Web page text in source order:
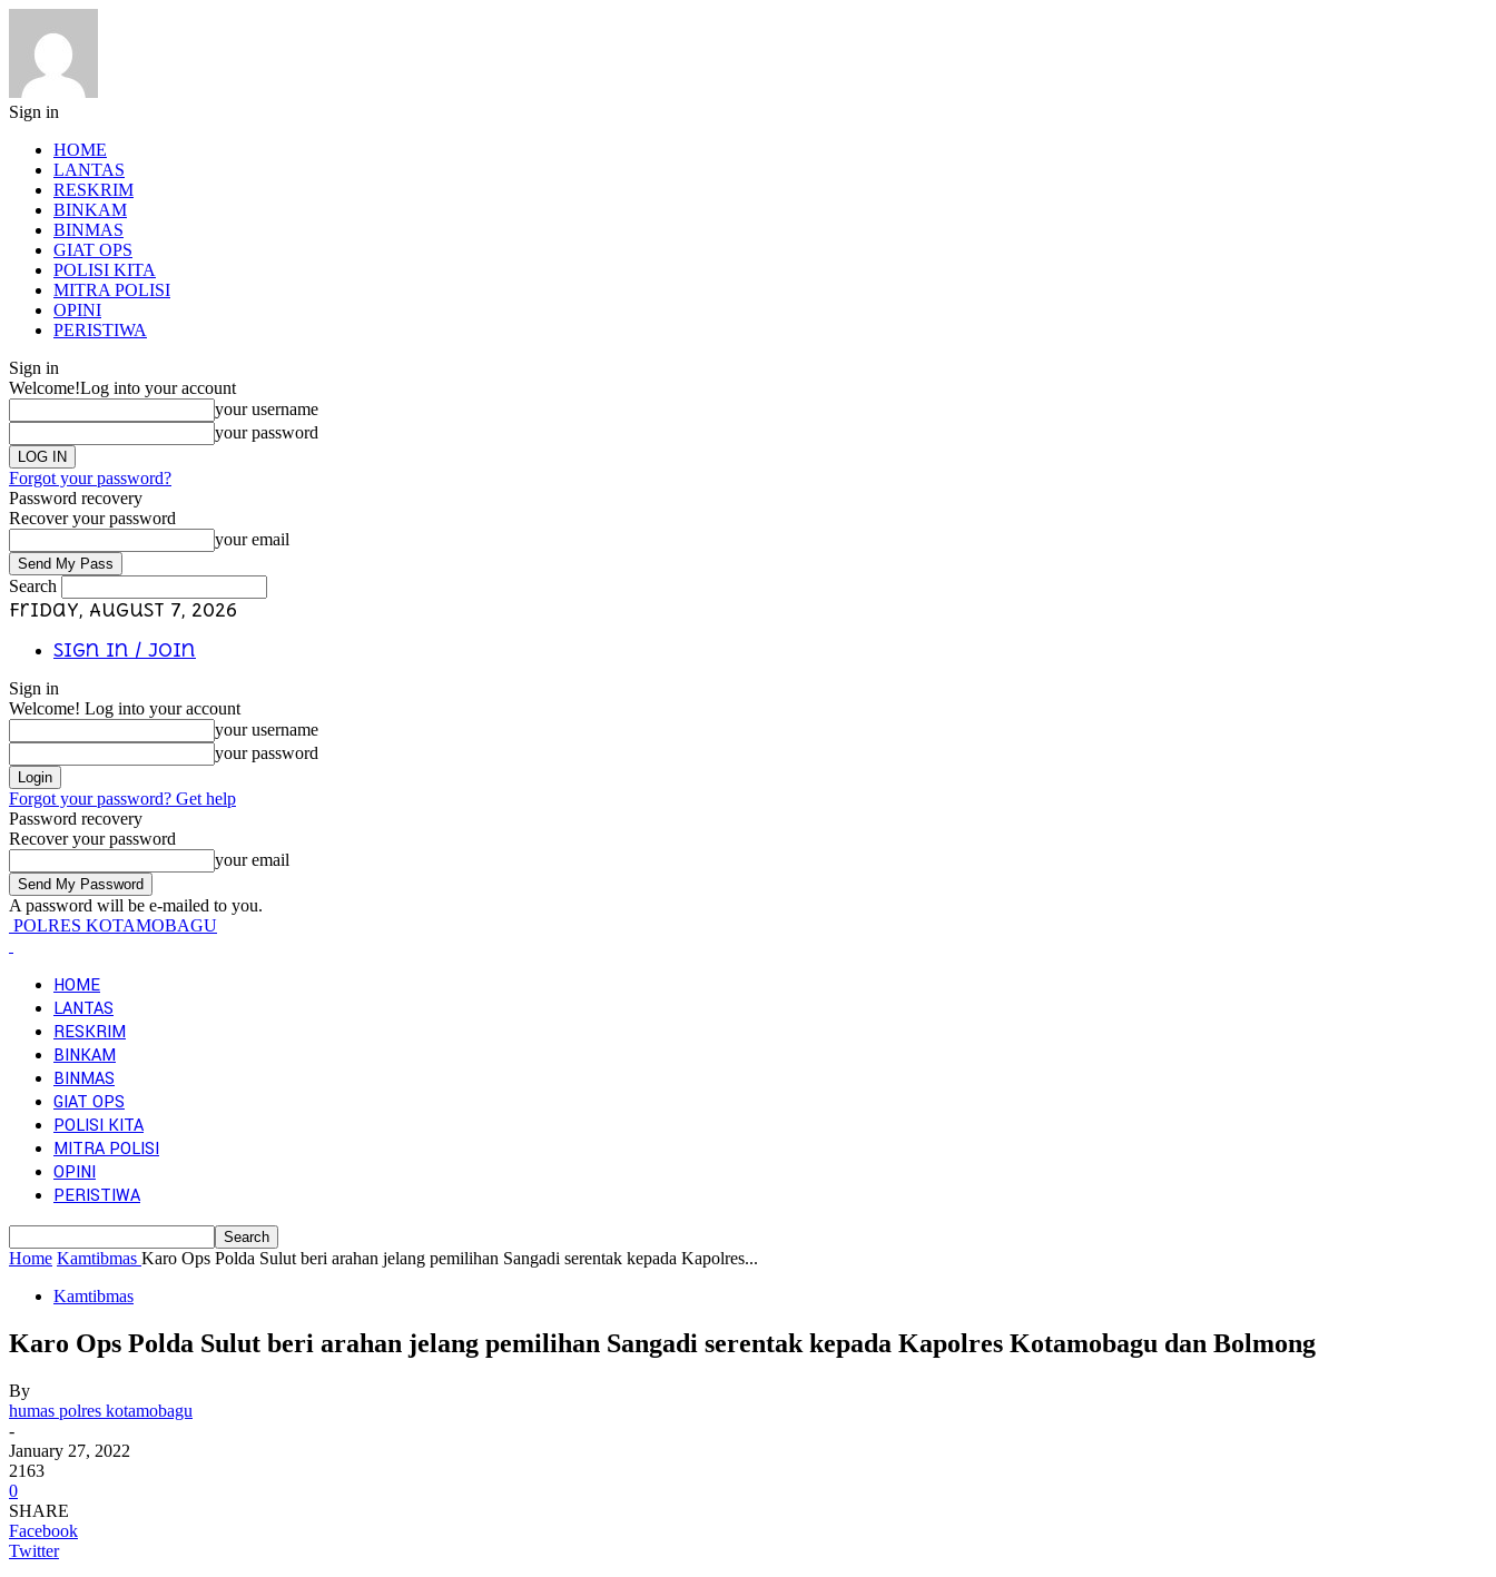
Sign in
HOME
LANTAS
RESKRIM
BINKAM
BINMAS
GIAT OPS
POLISI KITA
MITRA POLISI
OPINI
PERISTIWA
Sign in
Welcome!Log into your account
your username
your password
Forgot your password?
Password recovery
Recover your password
your email
Search
Friday, August 7, 2026
Sign in / Join
Sign in
Welcome! Log into your account
your username
your password
Forgot your password? Get help
Password recovery
Recover your password
your email
A password will be e-mailed to you.
POLRES KOTAMOBAGU
HOME
LANTAS
RESKRIM
BINKAM
BINMAS
GIAT OPS
POLISI KITA
MITRA POLISI
OPINI
PERISTIWA
Home Kamtibmas Karo Ops Polda Sulut beri arahan jelang pemilihan Sangadi serentak kepada Kapolres...
Kamtibmas
Karo Ops Polda Sulut beri arahan jelang pemilihan Sangadi serentak kepada Kapolres Kotamobagu dan Bolmong
By
humas polres kotamobagu
-
January 27, 2022
2163
0
SHARE
Facebook
Twitter